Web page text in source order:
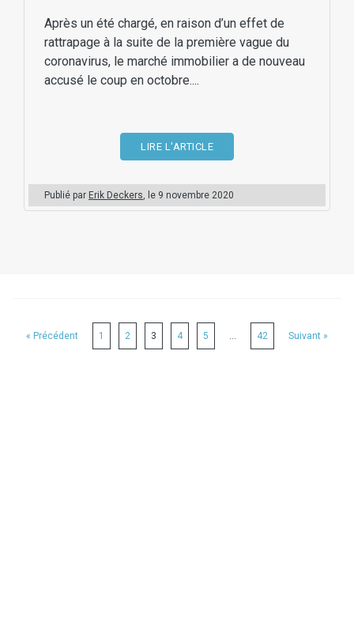
Après un été chargé, en raison d’un effet de
rattrapage à la suite de la première vague du
coronavirus, le marché immobilier a de nouveau
accusé le coup en octobre....
LIRE L'ARTICLE
Publié par Erik Deckers, le 9 novembre 2020
« Précédent 1 2 3 4 5 … 42 Suivant »